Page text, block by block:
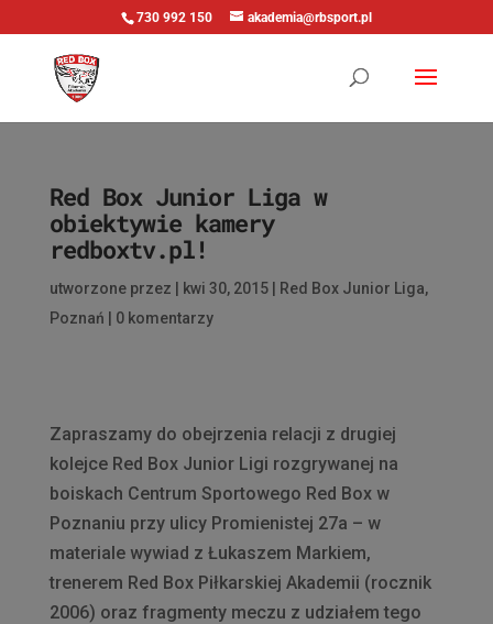
730 992 150 akademia@rbsport.pl
Red Box Junior Liga w
obiektywie kamery
redboxtv.pl!
utworzone przez kwi 30, 2015| Red Box Junior Liga,
Poznań
0 komentarzy
Zapraszamy do obejrzenia relacji z drugiej
kolejce Red Box Junior Ligi rozgrywanej na
boiskach Centrum Sportowego Red Box w
Poznaniu przy ulicy Promienistej 27a – w
materiale wywiad z Łukaszem Markiem,
trenerem Red Box Piłkarskiej Akademii (rocznik
2006) oraz fragmenty meczu z udziałem tego